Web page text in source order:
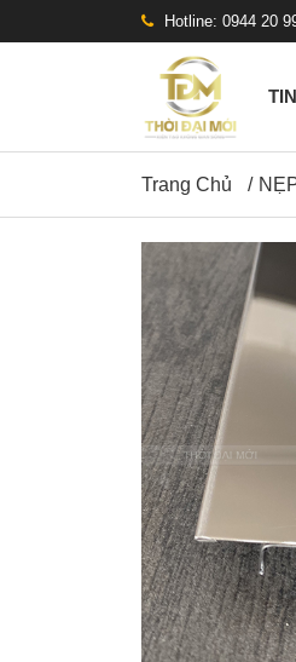
Hotline: 0944 20
Trang Chủ